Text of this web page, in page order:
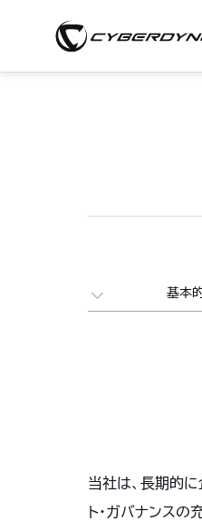
基本
当社は、長期的
ト・ガバナンス